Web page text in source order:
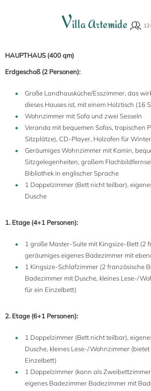
Villa Artemide
HAUPTHAUS (400 qm)
Erdgeschoß (2 Personen):
Große Landhausküche/Esszimmer, das
dieses Hauses ist, mit einem Holztisch (16
Wohnzimmer mit Sofa und zwei Sesseln
Veranda mit bequemen Sofas, tropischen
Sitzplätze), CD-Player, Holzofen für
Geräumiges Wohnzimmer mit Kamin,
Sitzgelegenheiten, großem
Bibliothek in englischer Sprache
1 Doppelzimmer (Bett nicht teilbar),
Dusche
1. Etage (4+1 Personen):
1 große Master-Suite mit Kingsize-Bett (2
geräumiges eigenes Badezimmer mit
1 Kingsize-Schlafzimmer (2 französische
Badezimmer mit Dusche, kleines Lese-/
für ein Einzelbett)
2. Etage (6+1 Personen):
1 Doppelzimmer (Bett nicht teilbar),
Dusche, kleines Lese-/Wohnzimmer
Einzelbett)
1 Doppelzimmer (kann als
eigenes Badezimmer Badezimmer mit